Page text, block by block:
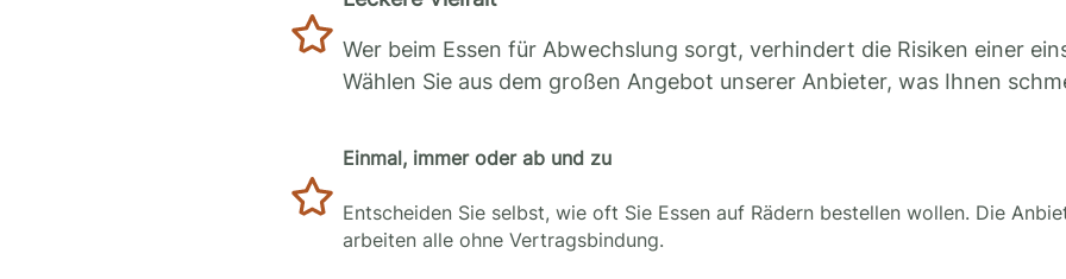
Wer beim Essen für Abwechslung sorgt, verhindert die Risiken einer
Wählen Sie aus dem großen Angebot unserer Anbieter, was Ihnen
Einmal, immer oder ab und zu
Entscheiden Sie selbst, wie oft Sie Essen auf Rädern bestellen wollen. Die
arbeiten alle ohne Vertragsbindung.